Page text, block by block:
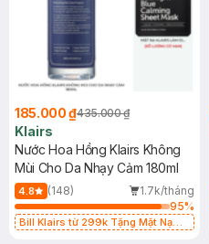
185.000 ₫435.000 ₫
Klairs
Nước Hoa Hồng Klairs Không
Mùi Cho Da Nhạy Cảm 180ml
4.8 (148)
1.7k/tháng
95%
Bill Klairs từ 299k Tặng Mặt Nạ